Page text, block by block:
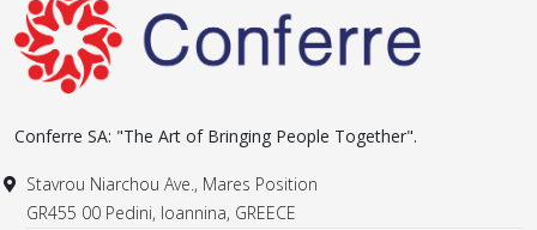
Conferre SA: "The Art of Bringing People Together".
Stavrou Niarchou Ave., Mares Position
GR455 00 Pedini, Ioannina, GREECE